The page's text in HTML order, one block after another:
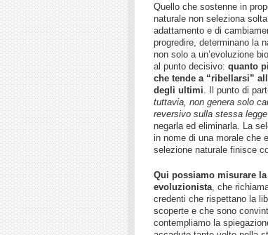
Quello che sostenne in
naturale non seleziona
adattamento e di
progredire, determinano la
non solo a un’evoluzione
al punto decisivo: quanto
che tende a “ribellarsi”
degli ultimi . Il punto di
tuttavia, non genera solo
reversivo sulla stessa
negarla ed eliminarla. La
in nome di una morale che
selezione naturale finisce
Qui possiamo misurare
evoluzionista, che
credenti che rispettano la
scoperte e che sono
contempliamo la